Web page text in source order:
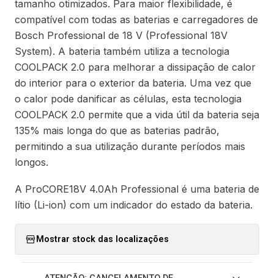
tamanho otimizados. Para maior flexibilidade, é
compatível com todas as baterias e carregadores de
Bosch Professional de 18 V (Professional 18V
System). A bateria também utiliza a tecnologia
COOLPACK 2.0 para melhorar a dissipação de calor
do interior para o exterior da bateria. Uma vez que
o calor pode danificar as células, esta tecnologia
COOLPACK 2.0 permite que a vida útil da bateria seja
135% mais longa do que as baterias padrão,
permitindo a sua utilização durante períodos mais
longos.
A ProCORE18V 4.0Ah Professional é uma bateria de
lítio (Li-ion) com um indicador do estado da bateria.
Mostrar stock das localizações